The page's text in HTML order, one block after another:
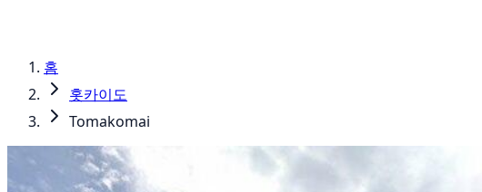
홈
홋카이도
Tomakomai